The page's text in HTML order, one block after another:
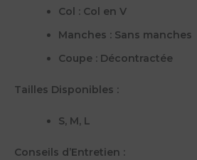
Col : Col en V
Manches : Sans manches
Coupe : Décontractée
Tailles Disponibles :
S, M, L
Conseils d’Entretien :